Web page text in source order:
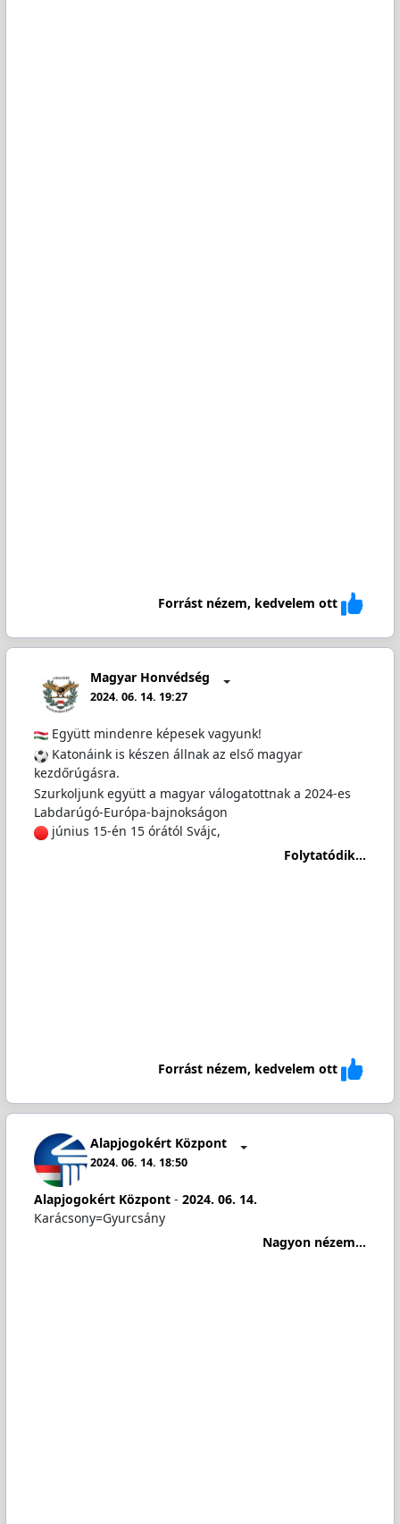
Forrást nézem, kedvelem ott
Magyar Honvédség
2024. 06. 14. 19:27
Együtt mindenre képesek vagyunk!
Katonáink is készen állnak az első magyar
kezdőrúgásra.
Szurkoljunk együtt a magyar válogatottnak a 2024-es
Labdarúgó-Európa-bajnokságon
június 15-én 15 órától Svájc,
Folytatódik...
Forrást nézem, kedvelem ott
Alapjogokért Központ
2024. 06. 14. 18:50
Alapjogokért Központ- 2024. 06. 14.
Karácsony=Gyurcsány
Nagyon nézem...